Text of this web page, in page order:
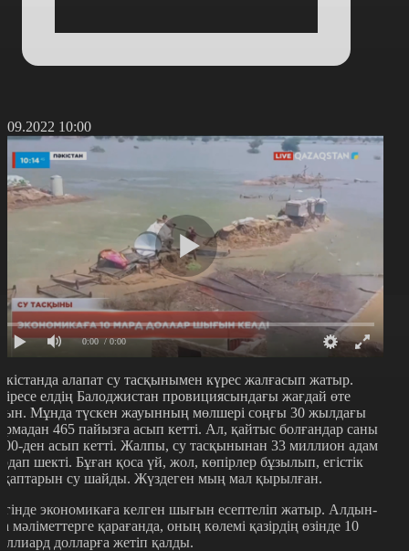
10:00
0:00 / 0:00
алапат су тасқынымен күрес жалғасып жатыр.
елдің Балоджистан провициясындағы жағдай өте
Мұнда түскен жауынның мөлшері соңғы 30 жылдағы
465 пайызға асып кетті. Ал, қайтыс болғандар саны
ден асып кетті. Жалпы, су тасқынынан 33 миллион адам
шекті. Бұған қоса үй, жол, көпірлер бұзылып, егістік
су шайды. Жүздеген мың мал қырылған.
экономикаға келген шығын есептеліп жатыр. Алдын-
мәліметтерге қарағанда, оның көлемі қазірдің өзінде 10
долларға жетіп қалды.